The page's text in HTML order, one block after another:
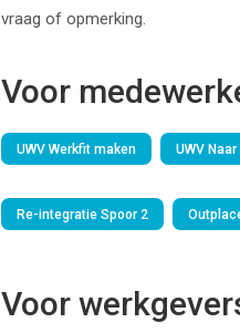
vraag of opmerking.
Voor
UWV Werkfit maken UWV
Re-integratie Spoor 2
Voor